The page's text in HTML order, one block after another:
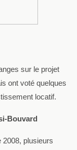
sur le projet
ont voté quelques
locatif.
Bouvard
2008, plusieurs